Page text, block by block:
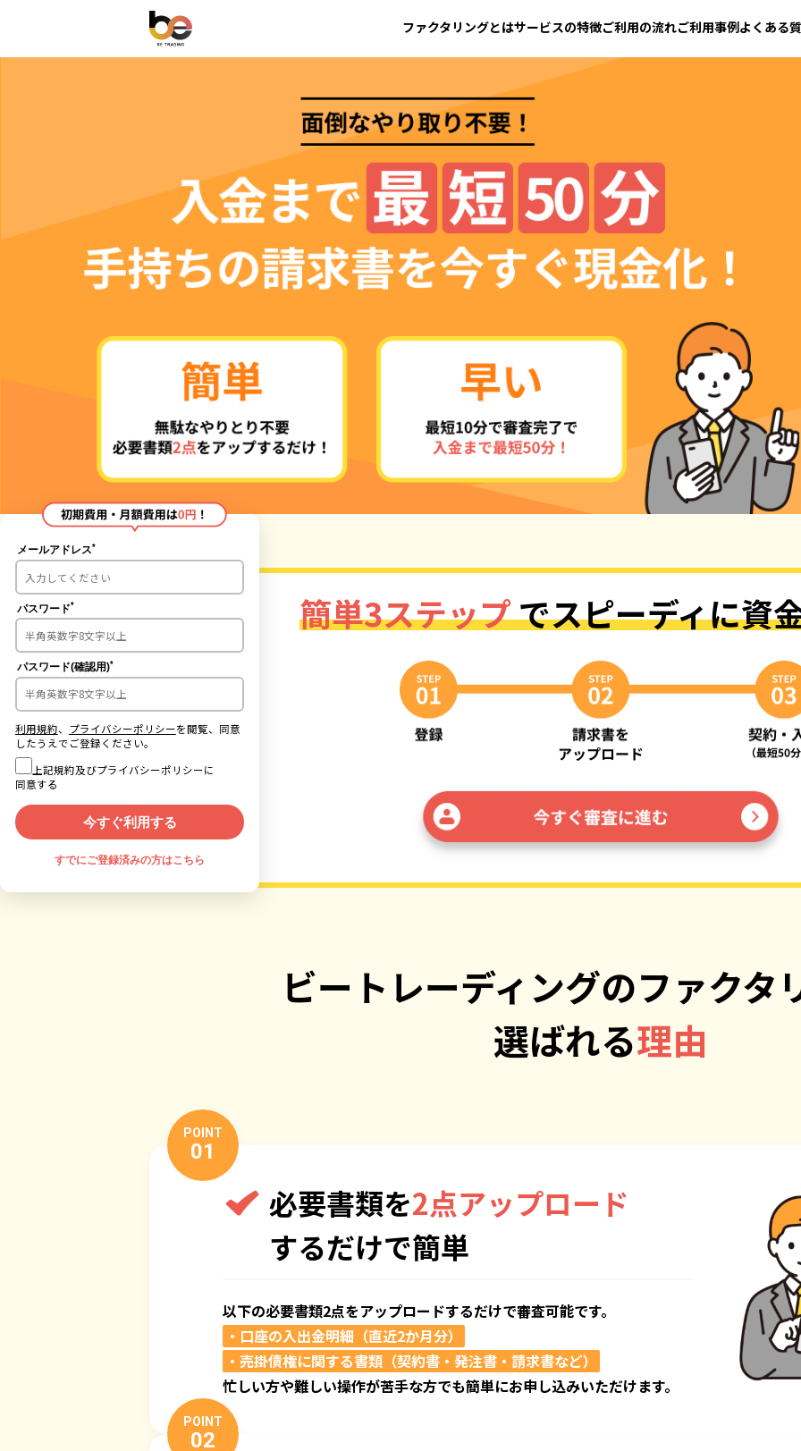
ファクタリングとはサービスの特徴ご利用の流れご利用事例よくある
メールアドレス*
パスワード*
パスワード(確認用)*
利用規約、 プライバシーポリシーを閲覧、同意
したうえでご登録ください。
上記規約及びプライバシーポリシーに
同意する
今すぐ利用する
すでにご登録済みの方はこちら
簡単3ステップでスピーディに資
ビートレーディングのファクタ
選ばれる理由
POINT
01
必要書類を2点アップロード
するだけで簡単
以下の必要書類2点をアップロードするだけで審査可能です。
・口座の入出金明細（直近2か月分）
・売掛債権に関する書類（契約書・発注書・請求書など）
忙しい方や難しい操作が苦手な方でも簡単にお申し込みいただけます。
POINT
02